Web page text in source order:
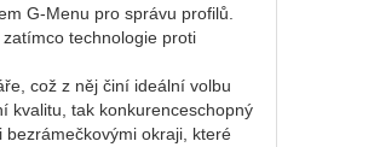
G-Menu pro správu profilů.
technologie proti
což z něj činí ideální volbu
kvalitu, tak konkurenceschopný
okraji, které